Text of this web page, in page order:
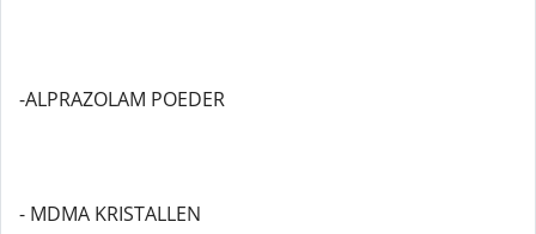
-ALPRAZOLAM POEDER
- MDMA KRISTALLEN